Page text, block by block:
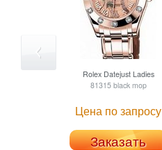
RolexDatejust Ladies
81315 black mop
Цена по запросу
Заказать